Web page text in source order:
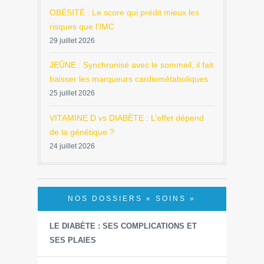
OBÉSITÉ : Le score qui prédit mieux les
risques que l’IMC
29 juillet 2026
JEÛNE : Synchronisé avec le sommeil, il fait
baisser les marqueurs cardiométaboliques
25 juillet 2026
VITAMINE D vs DIABÈTE : L’effet dépend
de la génétique ?
24 juillet 2026
NOS DOSSIERS « SOINS »
LE DIABÈTE : SES COMPLICATIONS ET
SES PLAIES